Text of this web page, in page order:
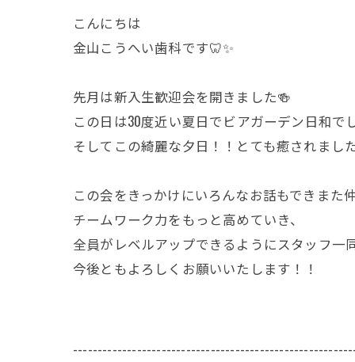
こんにちは
金山こうへい歯科です🦷✨
先月は新入生歓迎会を開きました🍻
この日は30度近い夏日でビアガーデン日和で
そしてこの綺麗な夕日！！とても癒されました
この会をきっかけにいろんなお話もできまた
チームワーク力をもっと高めていき、
全員がレベルアップできるようにスタッフ一
今後ともよろしくお願いいたします！！